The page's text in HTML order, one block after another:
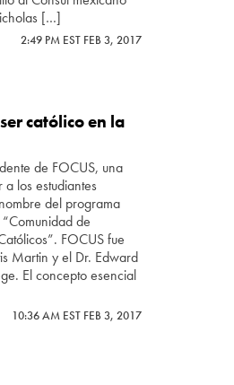
[…]
2:49 PM EST FEB 3, 2017
católico en la
de FOCUS, una
los estudiantes
del programa
de
FOCUS fue
Martin y el Dr. Edward
El concepto esencial
10:36 AM EST FEB 3, 2017